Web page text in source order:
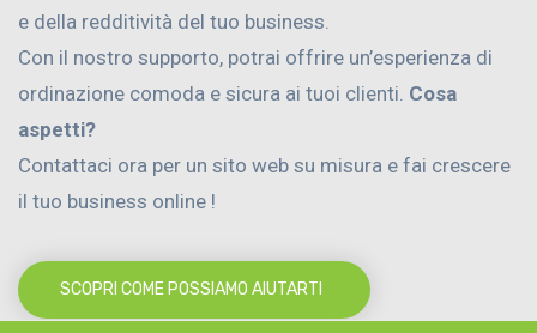
e della redditività del tuo business.
Con il nostro supporto, potrai offrire un’esperienza di
ordinazione comoda e sicura ai tuoi clienti. Cosa
aspetti?
Contattaci ora per un sito web su misura e fai crescere
il tuo business online !
SCOPRI COME POSSIAMO AIUTARTI